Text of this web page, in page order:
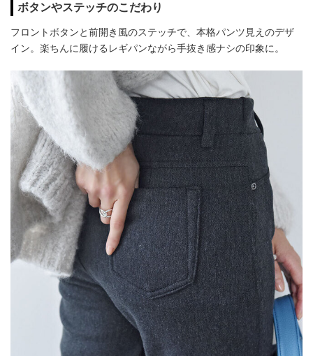
ボタンやステッチのこだわり
フロントボタンと前開き風のステッチで、本格パンツ見えのデザ
イン。楽ちんに履けるレギパンながら手抜き感ナシの印象に。